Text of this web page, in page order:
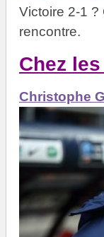
Victoire 2-1 ?
rencontre.
Chez
Christophe